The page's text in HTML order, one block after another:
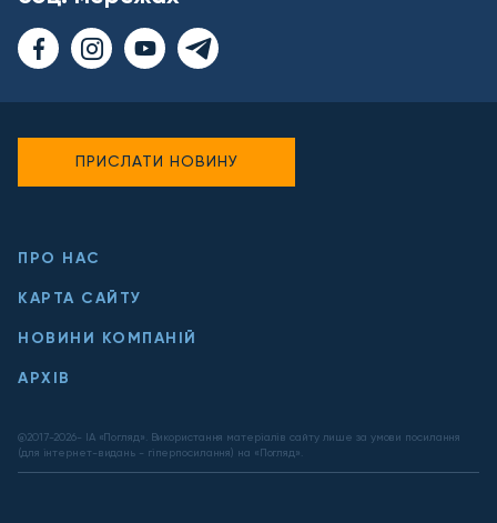
ПРО НАС
КАРТА САЙТУ
НОВИНИ КОМПАНІЙ
АРХІВ
@2017-2026- ІА «Погляд». Використання матеріалів сайту лише за умови посилання
(для інтернет-видань - гіперпосилання) на «Погляд».
ПРИСЛАТИ НОВИНУ